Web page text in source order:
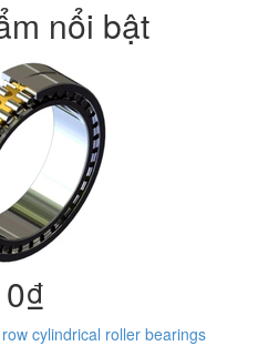
nổi bật
0₫
cylindrical roller bearings